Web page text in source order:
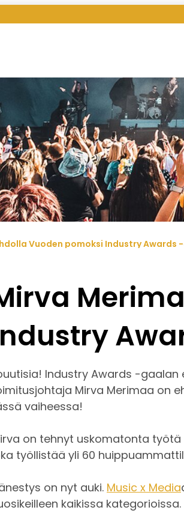
Vuoden pomoksi Industry Awards
Industry Awards -
Mirva Merimaa on
vaiheessa!
on tehnyt uskomatonta
työllistää yli 60
on nyt auki. Music x Media
kaikissa